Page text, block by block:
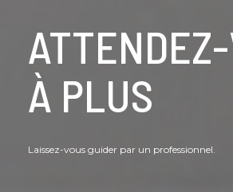
À PLUS
Laissez-vous guider par un professionnel.